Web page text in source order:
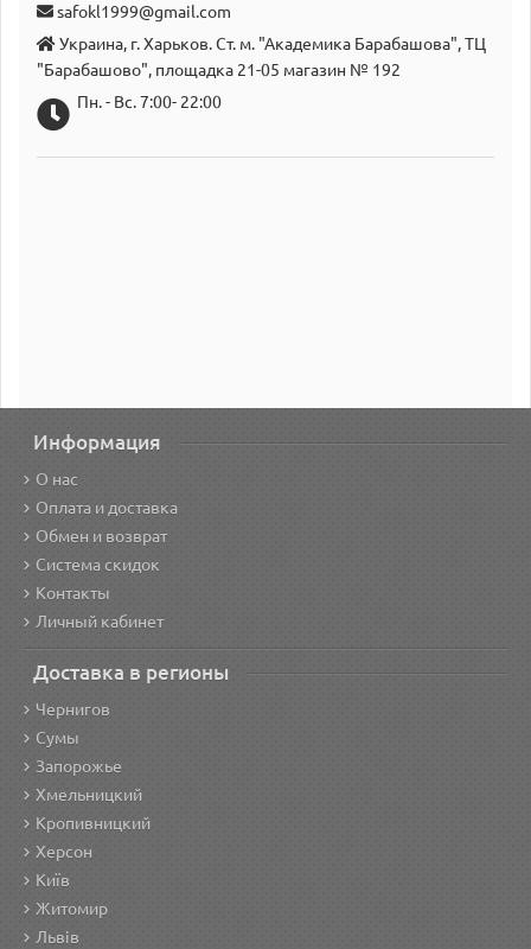
safokl1999@gmail.com
Украина, г. Харьков. Ст. м. "Академика Барабашова", ТЦ
"Барабашово", площадка 21-05 магазин № 192
Пн. - Вс. 7:00- 22:00
Информация
О нас
Оплата и доставка
Обмен и возврат
Система скидок
Контакты
Личный кабинет
Доставка в регионы
Чернигов
Сумы
Запорожье
Хмельницкий
Кропивницкий
Херсон
Київ
Житомир
Львів